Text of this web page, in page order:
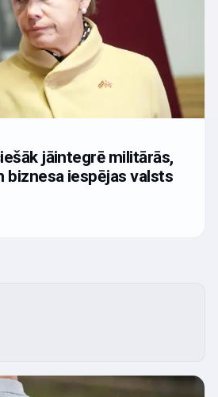
jāintegrē militārās,
biznesa iespējas valsts